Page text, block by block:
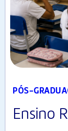
PÓS-
Ensino